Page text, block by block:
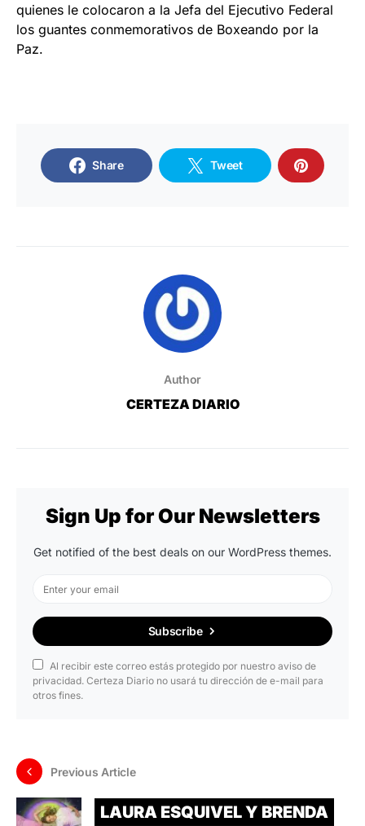
quienes le colocaron a la Jefa del Ejecutivo Federal
los guantes conmemorativos de Boxeando por la
Paz.
Share Tweet
Author
CERTEZA DIARIO
Sign Up for Our Newsletters
Get notified of the best deals on our WordPress themes.
Subscribe
Al recibir este correo estás protegido por nuestro aviso de
privacidad. Certeza Diario no usará tu dirección de e-mail para
otros fines.
Previous Article
LAURA ESQUIVEL Y BRENDA